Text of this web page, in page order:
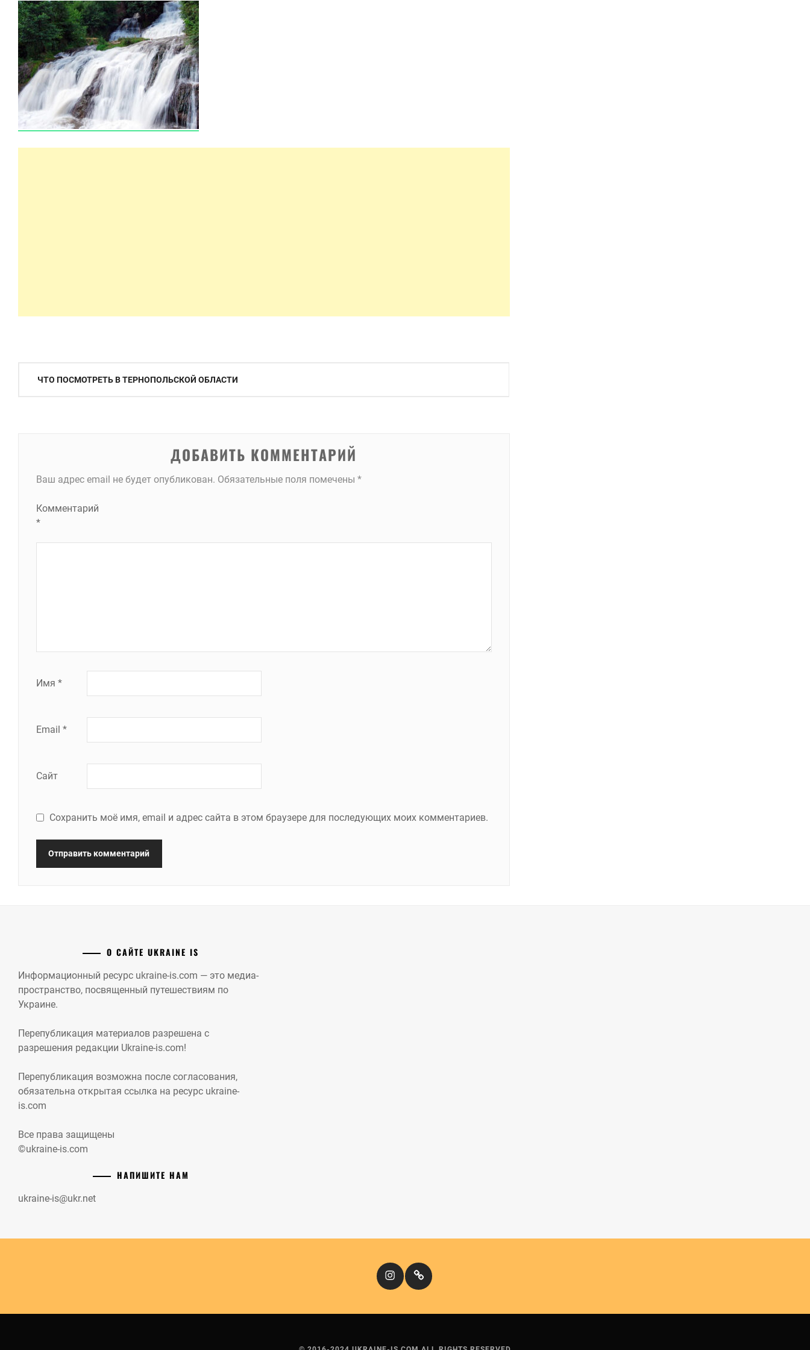
Навигация
ЧТО ПОСМОТРЕТЬ В ТЕРНОПОЛЬСКОЙ ОБЛАСТИ
ДОБАВИТЬ КОММЕНТАРИЙ
Ваш адрес email не будет опубликован. Обязательные поля помечены *
Комментарий
*
Имя *
Email *
Сайт
Сохранить моё имя, email и адрес сайта в этом браузере для последующих моих комментариев.
О САЙТЕ UKRAINE IS
Информационный ресурс ukraine-is.com — это медиа-
пространство, посвященный путешествиям по
Украине.
Перепубликация материалов разрешена с
разрешения редакции Ukraine-is.com!
Перепубликация возможна после согласования,
обязательна открытая ссылка на ресурс ukraine-
is.com
Все права защищены
©ukraine-is.com
НАПИШИТЕ НАМ
ukraine-is@ukr.net
InstagramКіномандри